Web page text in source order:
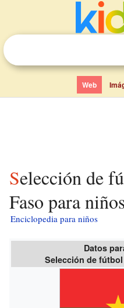
Web
Selección de fútbol de Burkina
Faso para niños
Enciclopedia para niños
Datos
Selección de